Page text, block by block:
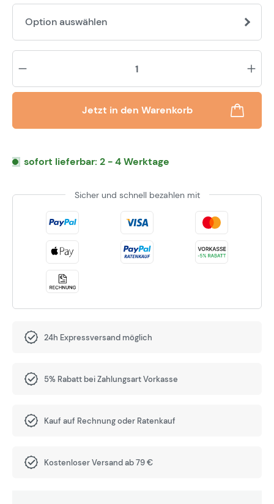
Option auswählen
Jetzt in den Warenkorb
sofort lieferbar: 2 - 4 Werktage
Sicher und schnell bezahlen mit
24h Expressversand möglich
5% Rabatt bei Zahlungsart Vorkasse
Kauf auf Rechnung oder Ratenkauf
Kostenloser Versand ab 79 €